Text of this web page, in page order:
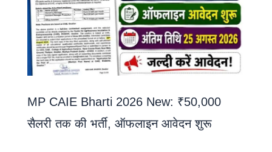
MP CAIE Bharti 2026 New: ₹50,000
सैलरी तक की भर्ती, ऑफलाइन आवेदन शुरू